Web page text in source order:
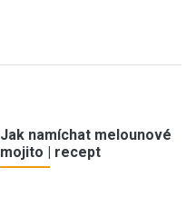
Jak namíchat melounové
mojito | recept